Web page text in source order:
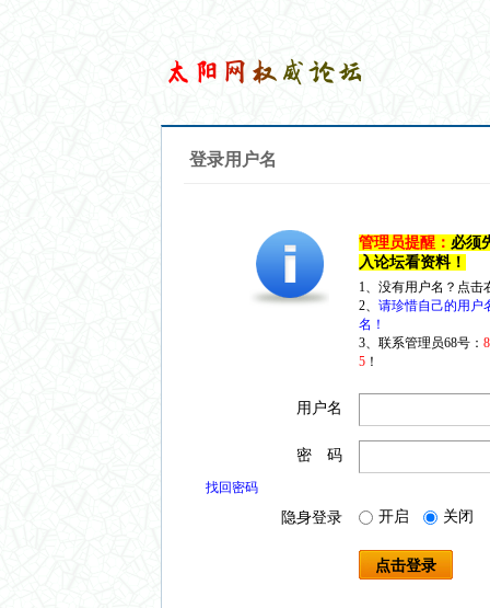
登录用户名
管理员提醒： 必须
入论坛看资料！
1、没有用户名？点
2、 请珍惜自己的用户
名！
3、联系管理员68号：
5 ！
用户名
密 码
找回密码
隐身登录 开启 关闭
点击登录